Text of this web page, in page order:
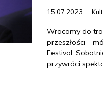
15.07.2023
Wracamy do
przeszłości –
Festival.
przywróci